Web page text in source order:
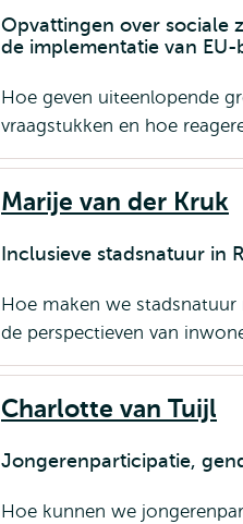
Opvattingen over sociale
de implementatie van EU-
Hoe geven uiteenlopende
vraagstukken en hoe
Marije van der Kruk
Inclusieve stadsnatuur in
Hoe maken we
de perspectieven van
Charlotte van Tuijl
Jongerenparticipatie,
Hoe kunnen we